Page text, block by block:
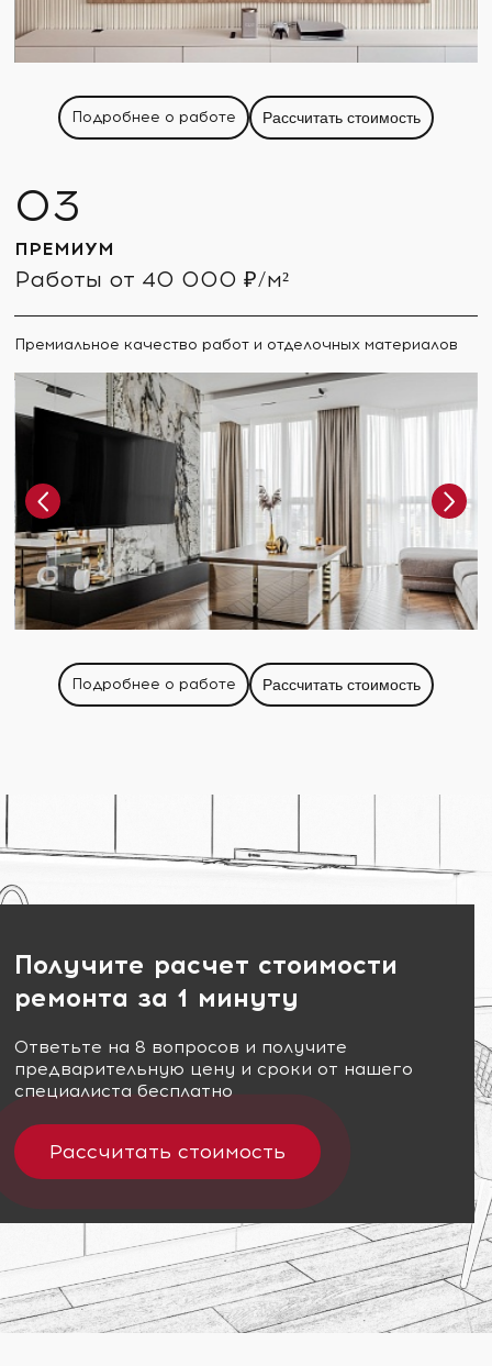
Подробнее о работе Рассчитать стоимость
ПРЕМИУМ
Работы от 40 000 ₽/м²
Премиальное качество работ и отделочных материалов
Подробнее о работе Рассчитать стоимость
Получите расчет стоимости
ремонта за 1 минуту
Ответьте на 8 вопросов и получите
предварительную цену и сроки от нашего
специалиста бесплатно
Рассчитать стоимость